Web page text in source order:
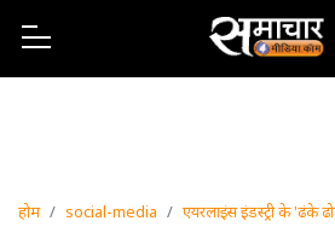
होम social-media एयरलाइंस इंडस्ट्री के 'ढंके